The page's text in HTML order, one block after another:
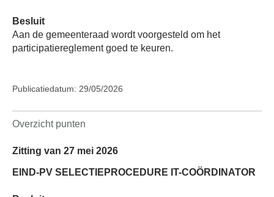
Besluit
Aan de gemeenteraad wordt voorgesteld om het
participatiereglement goed te keuren.
Publicatiedatum: 29/05/2026
Overzicht punten
Zitting van 27 mei 2026
EIND-PV SELECTIEPROCEDURE IT-COÖRDINATOR